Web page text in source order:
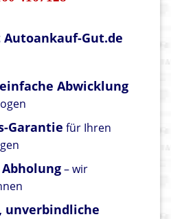
Gut.de
Abwicklung
Garantie für Ihren
– wir
unverbindliche